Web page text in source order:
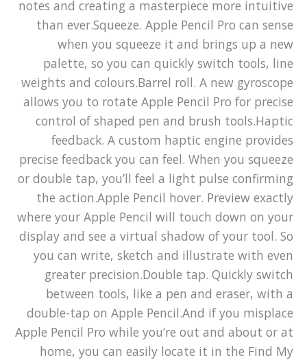
notes and creating a masterpiece more intuitive
than ever.Squeeze. Apple Pencil Pro can sense
when you squeeze it and brings up a new
palette, so you can quickly switch tools, line
weights and colours.Barrel roll. A new gyroscope
allows you to rotate Apple Pencil Pro for precise
control of shaped pen and brush tools.Haptic
feedback. A custom haptic engine provides
precise feedback you can feel. When you squeeze
or double tap, you’ll feel a light pulse confirming
the action.Apple Pencil hover. Preview exactly
where your Apple Pencil will touch down on your
display and see a virtual shadow of your tool. So
you can write, sketch and illustrate with even
greater precision.Double tap. Quickly switch
between tools, like a pen and eraser, with a
double-tap on Apple Pencil.And if you misplace
Apple Pencil Pro while you’re out and about or at
home, you can easily locate it in the Find My